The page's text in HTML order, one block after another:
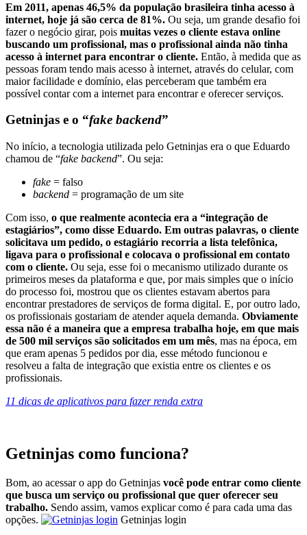
Em 2011, apenas 46,5% da população brasileira tinha acesso à
internet, hoje já são cerca de 81%. Ou seja, um grande desafio foi
fazer o negócio girar, pois muitas vezes o cliente estava online
buscando um profissional, mas o profissional ainda não tinha
acesso à internet para encontrar o cliente. Então, à medida que as
pessoas foram tendo mais acesso à internet, através do celular, com
maior facilidade e domínio, elas perceberam que também era
possível contar com a internet para encontrar e oferecer serviços.
Getninjas e o “fake backend”
No início, a tecnologia utilizada pelo Getninjas era o que Eduardo
chamou de “fake backend”. Ou seja:
fake = falso
backend = programação de um site
Com isso, o que realmente acontecia era a “integração de
estagiários”, como disse Eduardo. Em outras palavras, o cliente
solicitava um pedido, o estagiário recorria a lista telefônica,
ligava para o profissional e colocava o profissional em contato
com o cliente. Ou seja, esse foi o mecanismo utilizado durante os
primeiros meses da plataforma e que, por mais simples que o início
do processo foi, mostrou que os clientes estavam abertos para
encontrar prestadores de serviços de forma digital. E, por outro lado,
os profissionais gostariam de atender aquela demanda. Obviamente
essa não é a maneira que a empresa trabalha hoje, em que mais
de 500 mil serviços são solicitados em um mês, mas na época, em
que eram apenas 5 pedidos por dia, esse método funcionou e
resolveu a falta de integração que existia entre os clientes e os
profissionais.
11 dicas de aplicativos para fazer renda extra
Getninjas como funciona?
Bom, ao acessar o app do Getninjas você pode entrar como cliente
que busca um serviço ou profissional que quer oferecer seu
trabalho. Sendo assim, vamos explicar como é para cada uma das
opções.
Getninjas login